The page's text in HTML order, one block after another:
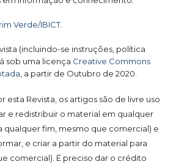
Verde/IBICT.
(incluindo-se instruções, política
sob uma licença Creative Commons
, a partir de Outubro de 2020.
esta Revista, os artigos são de livre uso
e redistribuir o material em qualquer
qualquer fim, mesmo que comercial) e
e criar a partir do material para
comercial). É preciso dar o crédito